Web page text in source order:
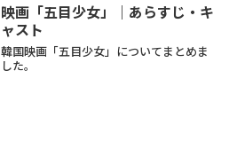
映画「五目少女」｜あらすじ・キ
ャスト
韓国映画「五目少女」についてまとめま
した。